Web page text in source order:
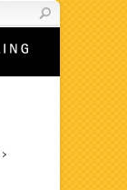
>